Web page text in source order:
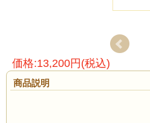
価格:13,200円(税込)
商品説明